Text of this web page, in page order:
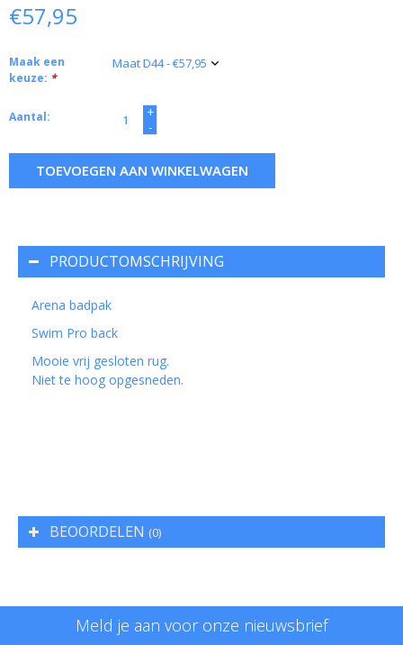
€57,95
Maak een
keuze: *
Aantal:
+
-
TOEVOEGEN AAN WINKELWAGEN
PRODUCTOMSCHRIJVING
Arena badpak
Swim Pro back
Mooie vrij gesloten rug.
Niet te hoog opgesneden.
BEOORDELEN (0)
Meld je aan voor onze nieuwsbrief